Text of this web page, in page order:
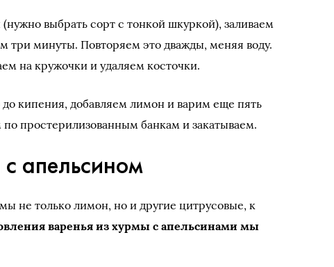
выбрать сорт с тонкой шкуркой), заливаем
три минуты. Повторяем это дважды, меняя воду.
на кружочки и удаляем косточки.
кипения, добавляем лимон и варим еще пять
по простерилизованным банкам и закатываем.
апельсином
не только лимон, но и другие цитрусовые, к
варенья из хурмы с апельсинами мы